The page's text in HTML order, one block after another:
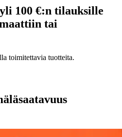
100 €:n tilauksille
tai
toimitettavia tuotteita.